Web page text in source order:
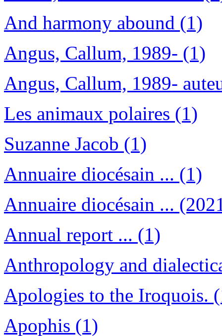
And harmony abound (1)
Angus, Callum, 1989- (1)
Angus, Callum, 1989-
Les animaux polaires (1)
Suzanne Jacob (1)
Annuaire diocésain ... (1)
Annuaire diocésain ...
Annual report ... (1)
Anthropology and
Apologies to the Iroquois.
Apophis (1)